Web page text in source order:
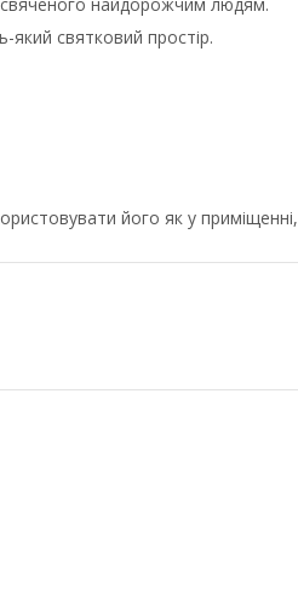
святковий простір.
його як у приміщенні,